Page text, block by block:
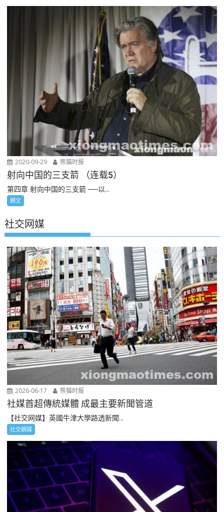
2020-09-29 熊猫时报
射向中国的三支箭 （连载5）
第四章 射向中国的三支箭 ──以...
網文
社交网媒
2026-06-17 熊猫时报
社媒首超傳統媒體 成最主要新聞管道
【社交网媒】英國牛津大學路透新聞...
社交網媒